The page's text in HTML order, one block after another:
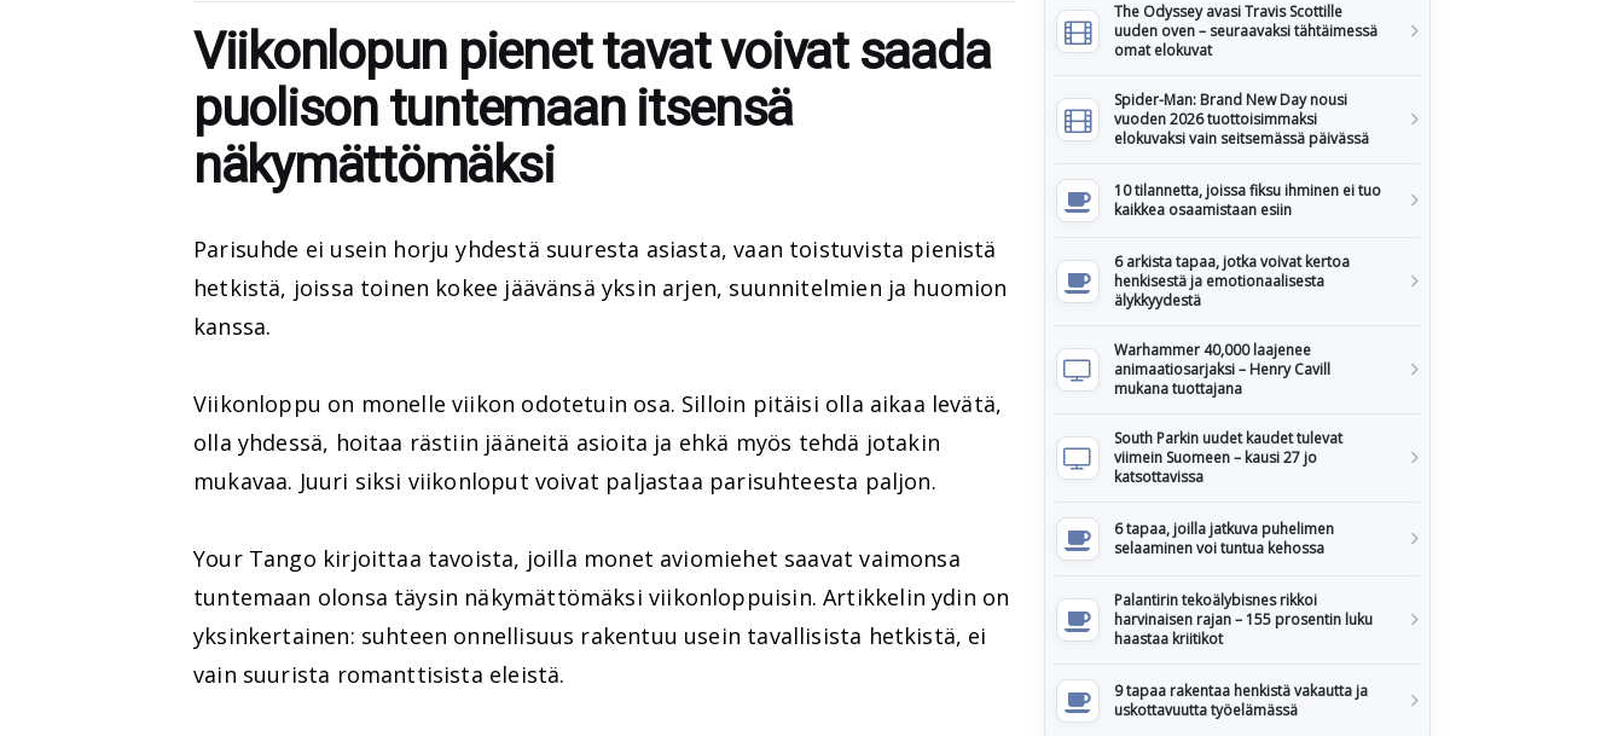
Viikonlopun pienet tavat voivat saada
puolison tuntemaan itsensä
näkymättömäksi
Parisuhde ei usein horju yhdestä suuresta asiasta, vaan toistuvista pienistä
hetkistä, joissa toinen kokee jäävänsä yksin arjen, suunnitelmien ja huomion
kanssa.
Viikonloppu on monelle viikon odotetuin osa. Silloin pitäisi olla aikaa levätä,
olla yhdessä, hoitaa rästiin jääneitä asioita ja ehkä myös tehdä jotakin
mukavaa. Juuri siksi viikonloput voivat paljastaa parisuhteesta paljon.
Your Tango kirjoittaa tavoista, joilla monet aviomiehet saavat vaimonsa
tuntemaan olonsa täysin näkymättömäksi viikonloppuisin. Artikkelin ydin on
yksinkertainen: suhteen onnellisuus rakentuu usein tavallisista hetkistä, ei
vain suurista romanttisista eleistä.
The Odyssey avasi Travis Scottille
uuden oven – seuraavaksi tähtäimessä
omat elokuvat
Spider-Man: Brand New Day nousi
vuoden 2026 tuottoisimmaksi
elokuvaksi vain seitsemässä päivässä
10 tilannetta, joissa fiksu ihminen ei tuo
kaikkea osaamistaan esiin
6 arkista tapaa, jotka voivat kertoa
henkisestä ja emotionaalisesta
älykkyydestä
Warhammer 40,000 laajenee
animaatiosarjaksi – Henry Cavill
mukana tuottajana
South Parkin uudet kaudet tulevat
viimein Suomeen – kausi 27 jo
katsottavissa
6 tapaa, joilla jatkuva puhelimen
selaaminen voi tuntua kehossa
Palantirin tekoälybisnes rikkoi
harvinaisen rajan – 155 prosentin luku
haastaa kriitikot
9 tapaa rakentaa henkistä vakautta ja
uskottavuutta työelämässä